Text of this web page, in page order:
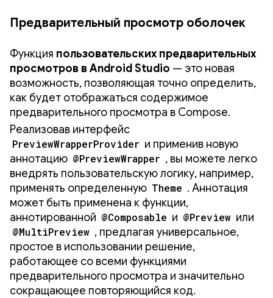
Предварительный просмотр оболочек
Функция пользовательских предварительных
просмотров в Android Studio — это новая
возможность, позволяющая точно определить,
как будет отображаться содержимое
предварительного просмотра в Compose.
Реализовав интерфейс
PreviewWrapperProvider и применив новую
аннотацию @PreviewWrapper , вы можете легко
внедрять пользовательскую логику, например,
применять определенную Theme . Аннотация
может быть применена к функции,
аннотированной @Composable и @Preview или
@MultiPreview , предлагая универсальное,
простое в использовании решение,
работающее со всеми функциями
предварительного просмотра и значительно
сокращающее повторяющийся код.